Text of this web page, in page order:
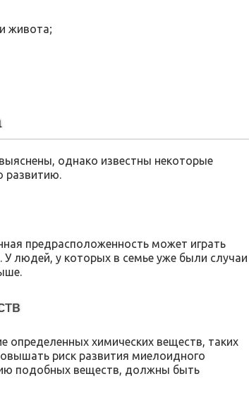
живота;
однако известны некоторые
развитию.
предрасположенность может играть
людей, у которых в семье уже были случаи
определенных химических веществ, таких
риск развития миелоидного
подобных веществ, должны быть